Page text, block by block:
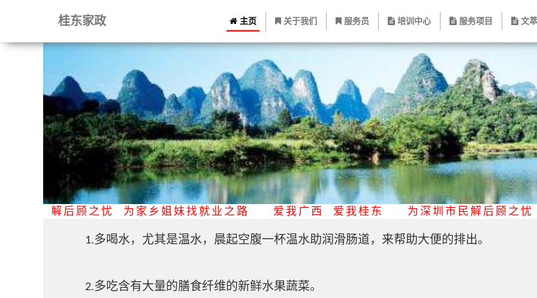
桂东家政 主页 关于我们 服务员 培训中心 服务项目 文
圳市民解后顾之忧 为家乡姐妹找就业之路 爱我广西 爱我桂东 为深圳市民解后顾
1.多喝水，尤其是温水，晨起空腹一杯温水助润 滑肠道，来帮助大便的排出。
2.多吃含有大量的膳食纤维的新鲜水果蔬菜。